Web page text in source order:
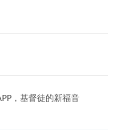
，基督徒的新福音